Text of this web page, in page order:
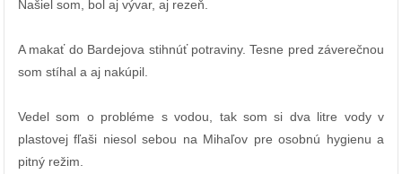
Našiel som, bol aj vývar, aj rezeň.
A makať do Bardejova stihnúť potraviny. Tesne pred záverečnou
som stíhal a aj nakúpil.
Vedel som o probléme s vodou, tak som si dva litre vody v
plastovej fľaši niesol sebou na Mihaľov pre osobnú hygienu a
pitný režim.